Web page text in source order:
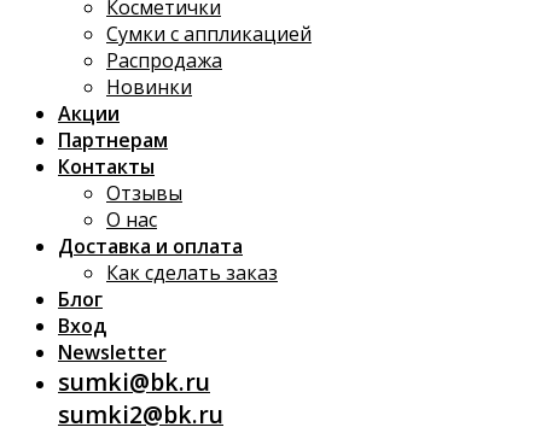
Косметички
Сумки с аппликацией
Распродажа
Новинки
Акции
Партнерам
Контакты
Отзывы
О нас
Доставка и оплата
Как сделать заказ
Блог
Вход
Newsletter
sumki@bk.ru
sumki2@bk.ru